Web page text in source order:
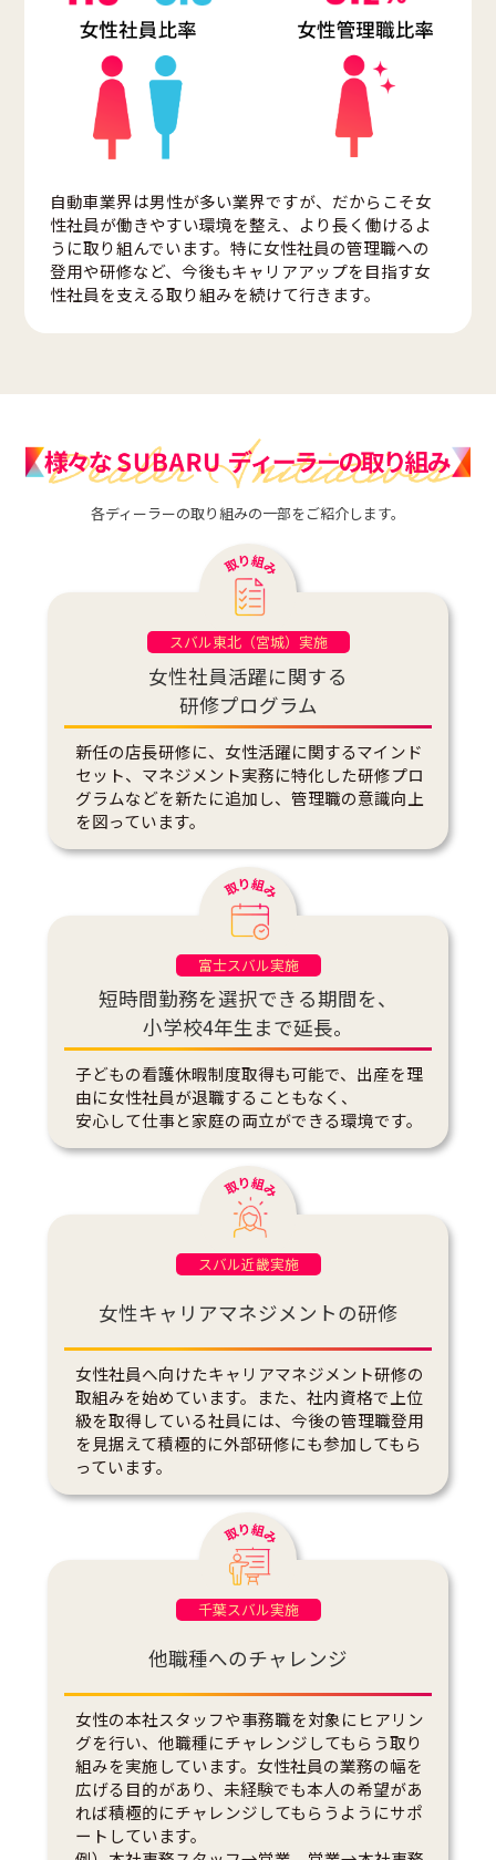
自動車業界は男性が多い業界ですが、だからこそ女
性社員が働きやすい環境を整え、より長く働けるよ
うに取り組んでいます。特に女性社員の管理職への
登用や研修など、今後もキャリアアップを目指す女
性社員を支える取り組みを続けて行きます。
各ディーラーの取り組みの一部をご紹介します。
スバル東北（宮城）実施
女性社員活躍に関する
研修プログラム
新任の店長研修に、女性活躍に関するマインド
セット、マネジメント実務に特化した研修プロ
グラムなどを新たに追加し、管理職の意識向上
を図っています。
富士スバル実施
短時間勤務を選択できる期間を、
小学校4年生まで延長。
子どもの看護休暇制度取得も可能で、出産を理
由に女性社員が退職することもなく、
安心して仕事と家庭の両立ができる環境です。
スバル近畿実施
女性キャリアマネジメントの研修
女性社員へ向けたキャリアマネジメント研修の
取組みを始めています。また、社内資格で上位
級を取得している社員には、今後の管理職登用
を見据えて積極的に外部研修にも参加してもら
っています。
千葉スバル実施
他職種へのチャレンジ
女性の本社スタッフや事務職を対象にヒアリン
グを行い、他職種にチャレンジしてもらう取り
組みを実施しています。女性社員の業務の幅を
広げる目的があり、未経験でも本人の希望があ
れば積極的にチャレンジしてもらうようにサポ
ートしています。